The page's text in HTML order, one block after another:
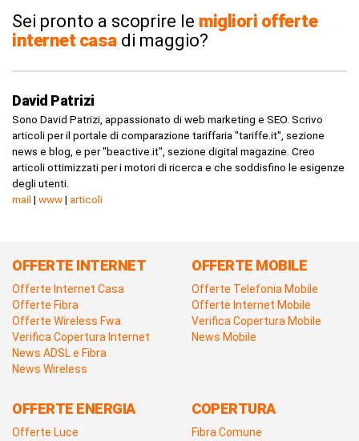
Sei pronto a scoprire le migliori offerte
internet casadi maggio?
David Patrizi
Sono David Patrizi, appassionato di web marketing e SEO. Scrivo
articoli per il portale di comparazione tariffaria "tariffe.it", sezione
news e blog, e per "beactive.it", sezione digital magazine. Creo
articoli ottimizzati per i motori di ricerca e che soddisfino le esigenze
degli utenti.
mail | www| articoli
OFFERTE INTERNET
Offerte Internet Casa
Offerte Fibra
Offerte Wireless Fwa
Verifica Copertura Internet
News ADSL e Fibra
News Wireless
OFFERTE MOBILE
Offerte Telefonia Mobile
Offerte Internet Mobile
Verifica Copertura Mobile
News Mobile
OFFERTE ENERGIA
Offerte Luce
COPERTURA
Fibra Comune